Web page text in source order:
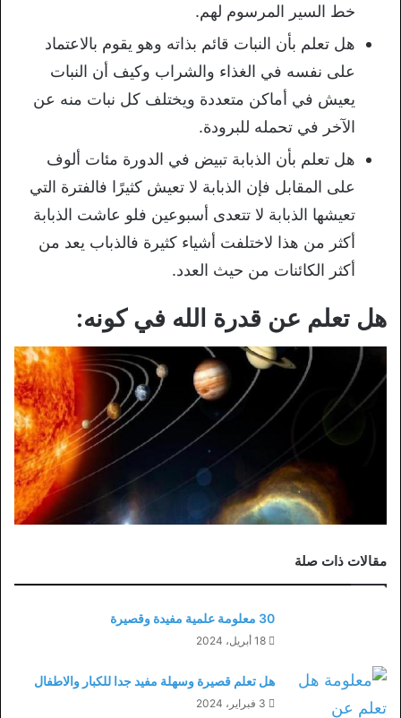
خط السير المرسوم لهم.
هل تعلم بأن النبات قائم بذاته وهو يقوم بالاعتماد
على نفسه في الغذاء والشراب وكيف أن النبات
يعيش في أماكن متعددة ويختلف كل نبات منه عن
الآخر في تحمله للبرودة.
هل تعلم بأن الذبابة تبيض في الدورة مئات ألوف
على المقابل فإن الذبابة لا تعيش كثيرًا فالفترة التي
تعيشها الذبابة لا تتعدى أسبوعين فلو عاشت الذبابة
أكثر من هذا لاختلفت أشياء كثيرة فالذباب يعد من
أكثر الكائنات من حيث العدد.
هل تعلم عن قدرة الله في كونه:
مقالات ذات صلة
30 معلومة علمية مفيدة وقصيرة
18 أبريل، 2024
هل تعلم قصيرة وسهلة مفيد جدا للكبار والاطفال
3 فبراير، 2024